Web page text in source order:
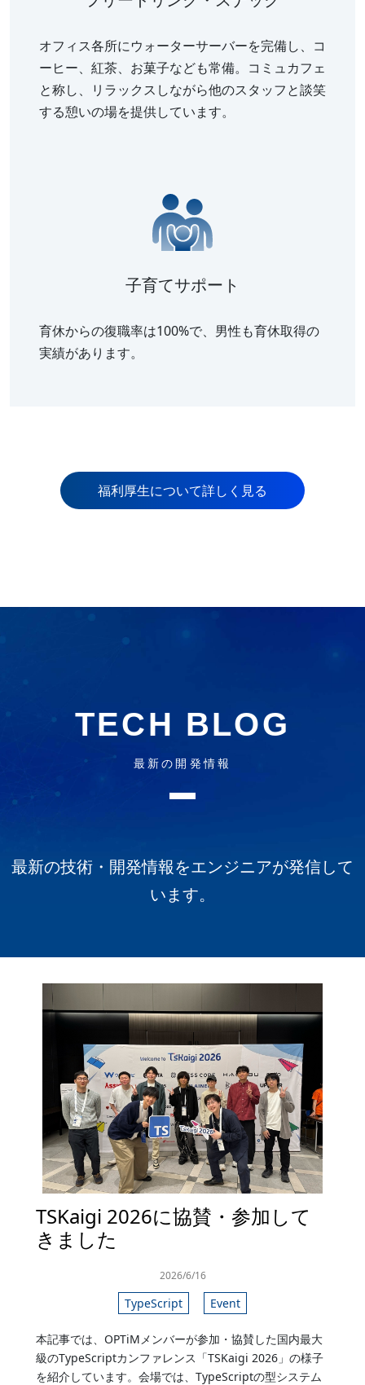
オフィス各所にウォーターサーバーを完備し、コ
ーヒー、紅茶、お菓子なども常備。コミュカフェ
と称し、リラックスしながら他のスタッフと談笑
する憩いの場を提供しています。
子育てサポート
育休からの復職率は100%で、男性も育休取得の
実績があります。
福利厚生について詳しく見る
TECH BLOG
最新の開発情報
最新の技術・開発情報をエンジニアが発信して
います。
TSKaigi 2026に協賛・参加して
きました
2026/6/16
TypeScript Event
本記事では、OPTiMメンバーが参加・協賛した国内最大
級のTypeScriptカンファレンス「TSKaigi 2026」の様子
を紹介しています。会場では、TypeScriptの型システム